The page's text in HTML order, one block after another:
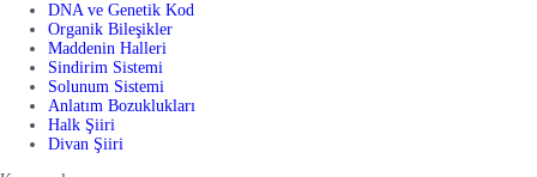
DNA ve Genetik Kod
Organik Bileşikler
Maddenin Halleri
Sindirim Sistemi
Solunum Sistemi
Anlatım Bozuklukları
Halk Şiiri
Divan Şiiri